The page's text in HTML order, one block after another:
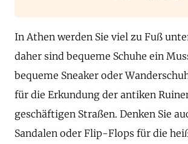
In Athen werden Sie viel zu Fuß
daher sind bequeme Schuhe ein
bequeme Sneaker oder
für die Erkundung der antiken
geschäftigen Straßen. Denken Sie
Sandalen oder Flip-Flops für die